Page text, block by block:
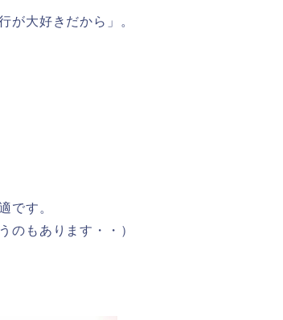
が大好きだから」。
です。
のもあります・・）